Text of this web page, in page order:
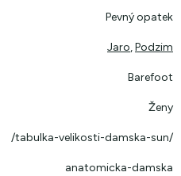
Pevný opatek
Jaro,Podzim
Barefoot
Ženy
/tabulka-velikosti-damska-sun/
anatomicka-damska